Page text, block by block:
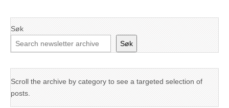
Søk
Søk
Scroll the archive by category to see a targeted selection of
posts.